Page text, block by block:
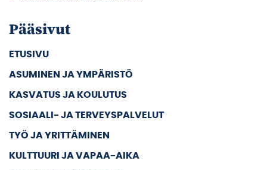
Pääsivut
ETUSIVU
ASUMINEN JA YMPÄRISTÖ
KASVATUS JA KOULUTUS
SOSIAALI- JA TERVEYSPALVELUT
TYÖ JA YRITTÄMINEN
KULTTUURI JA VAPAA-AIKA